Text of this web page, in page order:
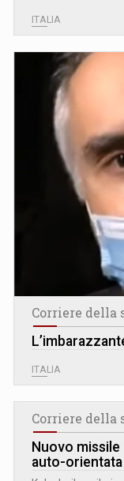
ITALIA
Corriere della
ITALIA
Corriere della
Nuovo
auto-orientata